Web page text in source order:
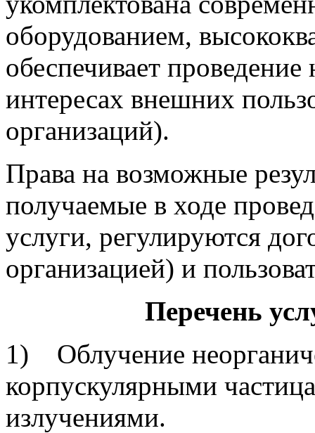
оборудованием,
обеспечивает
интересах внешних
организаций).
Права на возможные
получаемые в ходе
услуги, регулируются
организацией) и
Перечень
1) Облучение
корпускулярными
излучениями.